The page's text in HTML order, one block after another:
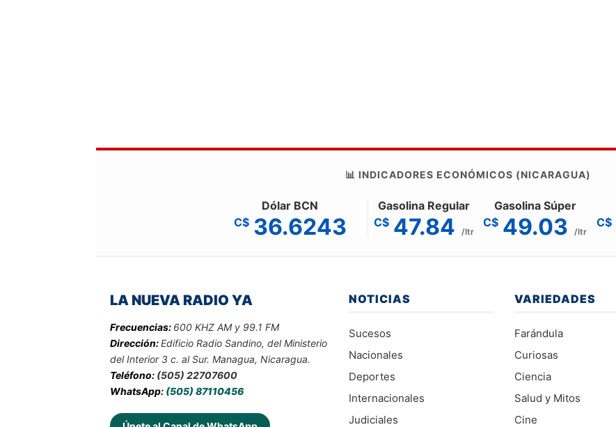
📊 INDICADORES ECONÓMICOS (NICARAGUA)
Dólar BCN
C$ 36.6243
Gasolina Regular
C$ 47.84 /ltr
Gasolina Súper
C$ 49.03 /ltr
C$
LA NUEVA RADIO YA
Frecuencias: 600 KHZ AM y 99.1 FM
Dirección:Edificio Radio Sandino, del Ministerio
del Interior 3 c. al Sur. Managua, Nicaragua.
Teléfono: (505) 22707600
WhatsApp: (505) 87110456
NOTICIAS
Sucesos
Nacionales
Deportes
Internacionales
Judiciales
VARIEDADES
Farándula
Curiosas
Ciencia
Salud y Mitos
Cine